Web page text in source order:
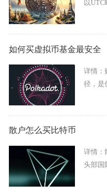
以UTC
如何买虚拟币基金最安全
详情：
径，是
规渠
散户怎么买比特币
详情：
头部国